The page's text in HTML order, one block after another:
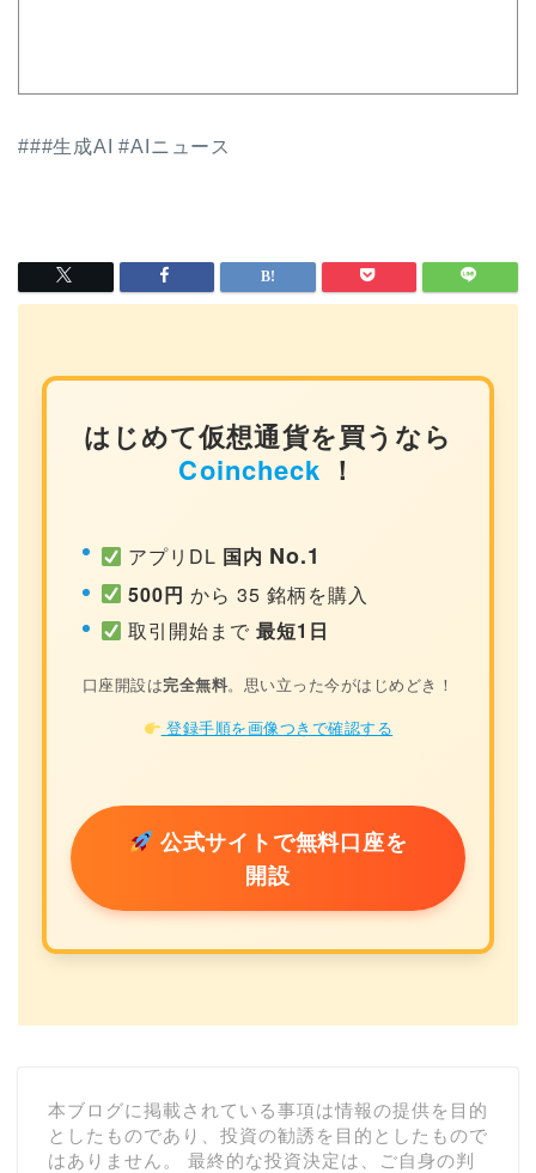
###生成AI #AIニュース
はじめて仮想通貨を買うなら
Coincheck ！
アプリDL 国内 No.1
500円 から 35 銘柄を購入
取引開始まで最短1日
口座開設は完全無料。思い立った今がはじめどき！
登録手順を画像つきで確認する
公式サイトで無料口座を
開設
本ブログに掲載されている事項は情報の提供を目的
としたものであり、投資の勧誘を目的としたもので
はありません。 最終的な投資決定は、ご自身の判